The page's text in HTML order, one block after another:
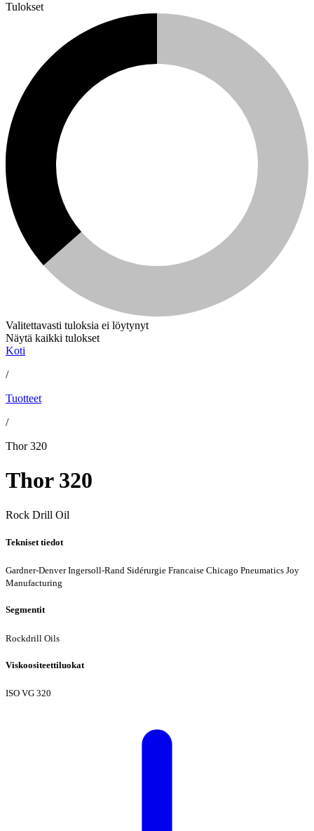
Tulokset
Valitettavasti tuloksia ei löytynyt
Näytä kaikki tulokset
Koti
/
Tuotteet
/
Thor 320
Thor 320
Rock Drill Oil
Tekniset tiedot
Gardner-DenverIngersoll-Rand Sidérurgie Francaise Chicago Pneumatics Joy
Manufacturing
Segmentit
Rockdrill Oils
Viskoositeettiluokat
ISO VG 320